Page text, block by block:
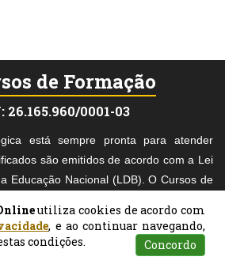
de Formação
26.165.960/0001-03
está sempre pronta para atender
são emitidos de acordo com a Lei
Educação Nacional (LDB). O Cursos de
é mediado pelo Mercado Pago,
mais seguro.
utiliza cookies de acordo com
, e ao continuar navegando,
condições.
Concordo
Matrículas